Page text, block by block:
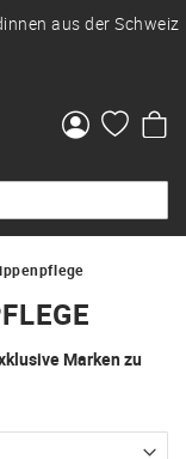
aus der Schweiz
Marken zu